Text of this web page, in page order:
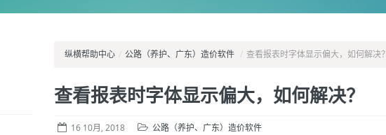
纵横帮助中心 / 公路（养护、广东）造价软件 / 查看报表时字体显示偏大，如何解决？
查看报表时字体显示偏大，如何解决？
16 10月, 2018 公路（养护、广东）造价软件